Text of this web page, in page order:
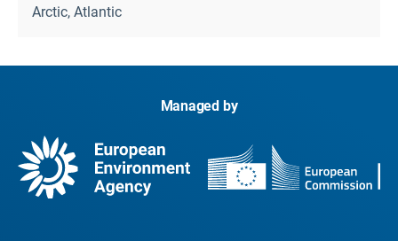
Arctic, Atlantic
Managed by